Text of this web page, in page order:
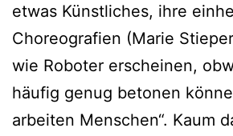
etwas Künstliches, ihre
Choreografien (Marie
wie Roboter erscheinen,
häufig genug betonen
arbeiten Menschen“. Kaum